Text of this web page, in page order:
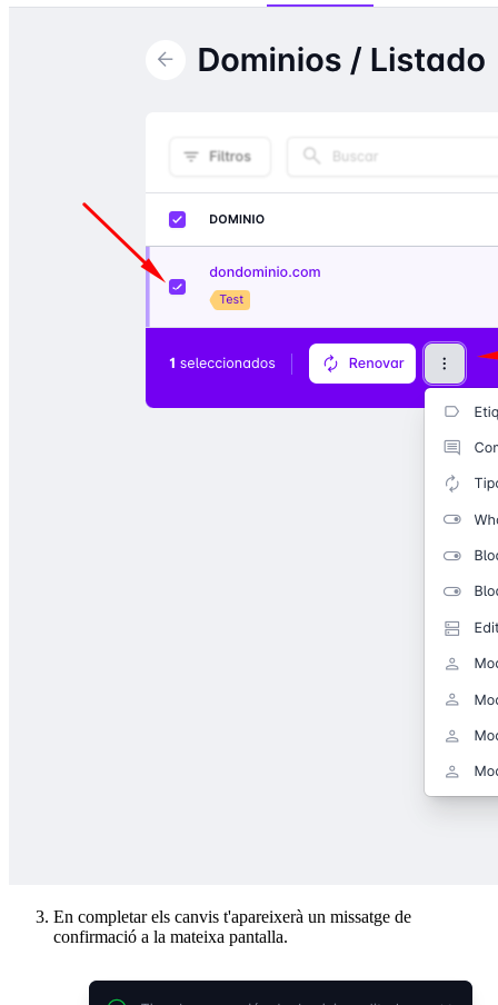
En completar els canvis t'apareixerà un missatge de
confirmació a la mateixa pantalla.